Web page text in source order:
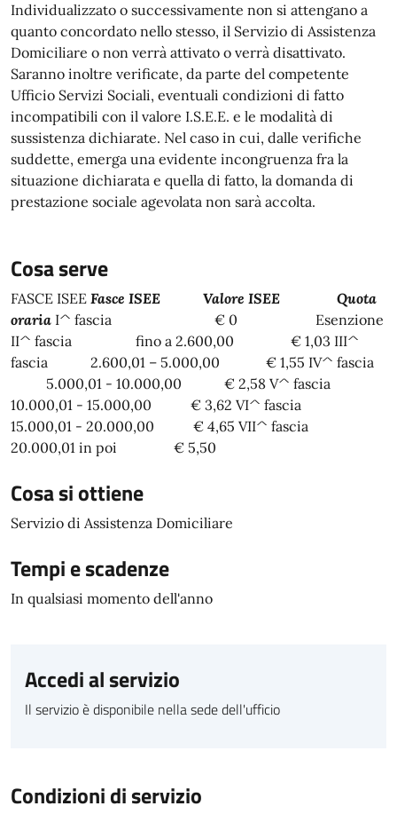
Individualizzato o successivamente non si attengano a
quanto concordato nello stesso, il Servizio di Assistenza
Domiciliare o non verrà attivato o verrà disattivato.
Saranno inoltre verificate, da parte del competente
Ufficio Servizi Sociali, eventuali condizioni di fatto
incompatibili con il valore I.S.E.E. e le modalità di
sussistenza dichiarate. Nel caso in cui, dalle verifiche
suddette, emerga una evidente incongruenza fra la
situazione dichiarata e quella di fatto, la domanda di
prestazione sociale agevolata non sarà accolta.
Cosa serve
FASCE ISEE Fasce ISEE Valore ISEE Quota
oraria I^ fascia € 0 Esenzione
II^ fascia fino a 2.600,00 € 1,03 III^
fascia 2.600,01 – 5.000,00 € 1,55 IV^ fascia
5.000,01 - 10.000,00 € 2,58 V^ fascia
10.000,01 - 15.000,00 € 3,62 VI^ fascia
15.000,01 - 20.000,00 € 4,65 VII^ fascia
20.000,01 in poi € 5,50
Cosa si ottiene
Servizio di Assistenza Domiciliare
Tempi e scadenze
In qualsiasi momento dell'anno
Accedi al servizio
Il servizio è disponibile nella sede dell'ufficio
Condizioni di servizio